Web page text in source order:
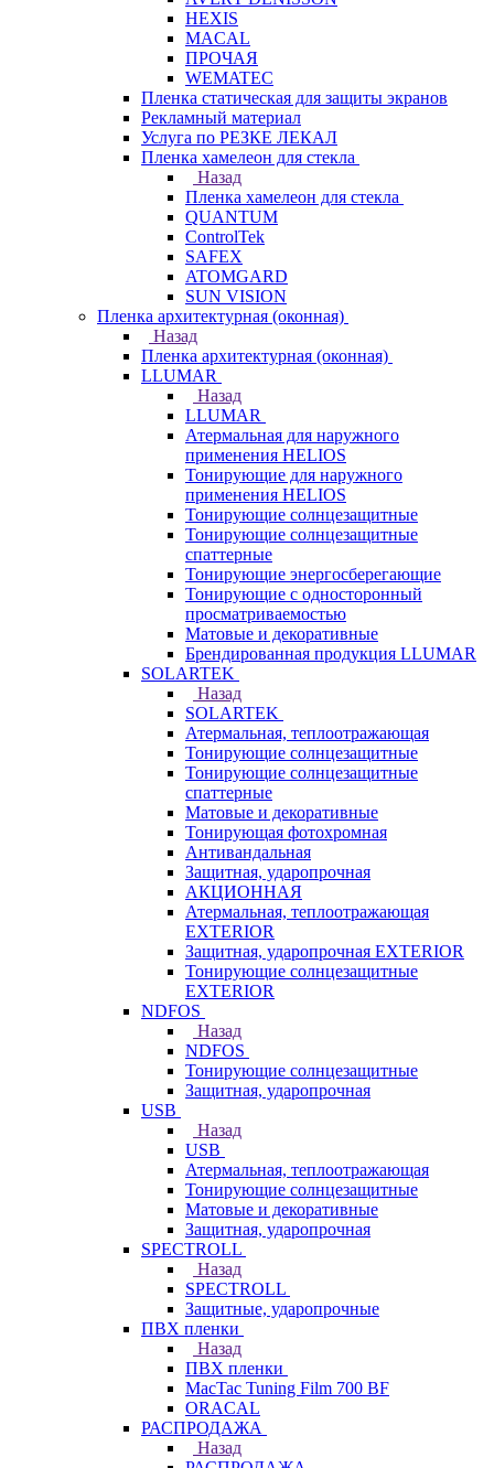
HEXIS
MACAL
ПРОЧАЯ
WEMATEC
Пленка статическая для защиты экранов
Рекламный материал
Услуга по РЕЗКЕ ЛЕКАЛ
Пленка хамелеон для стекла
Назад
Пленка хамелеон для стекла
QUANTUM
ControlTek
SAFEX
ATOMGARD
SUN VISION
Пленка архитектурная (оконная)
Назад
Пленка архитектурная (оконная)
LLUMAR
Назад
LLUMAR
Атермальная для наружного
применения HELIOS
Тонирующие для наружного
применения HELIOS
Тонирующие солнцезащитные
Тонирующие солнцезащитные
спаттерные
Тонирующие энергосберегающие
Тонирующие с односторонный
просматриваемостью
Матовые и декоративные
Брендированная продукция LLUMAR
SOLARTEK
Назад
SOLARTEK
Атермальная, теплоотражающая
Тонирующие солнцезащитные
Тонирующие солнцезащитные
спаттерные
Матовые и декоративные
Тонирующая фотохромная
Антивандальная
Защитная, ударопрочная
АКЦИОННАЯ
Атермальная, теплоотражающая
EXTERIOR
Защитная, ударопрочная EXTERIOR
Тонирующие солнцезащитные
EXTERIOR
NDFOS
Назад
NDFOS
Тонирующие солнцезащитные
Защитная, ударопрочная
USB
Назад
USB
Атермальная, теплоотражающая
Тонирующие солнцезащитные
Матовые и декоративные
Защитная, ударопрочная
SPECTROLL
Назад
SPECTROLL
Защитные, ударопрочные
ПВХ пленки
Назад
ПВХ пленки
MacTac Tuning Film 700 BF
ORACAL
РАСПРОДАЖА
Назад